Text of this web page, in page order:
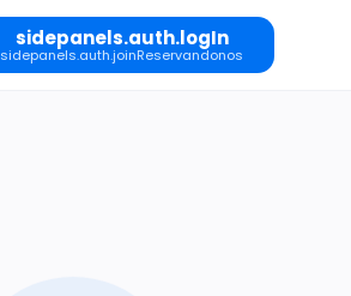
sidepanels.auth.logIn
sidepanels.auth.joinReservandonos